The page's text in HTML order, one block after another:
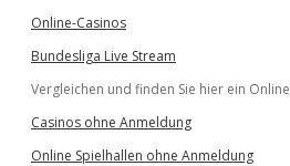
Online-Casinos
Bundesliga Live Stream
Vergleichen und finden Sie hier ein Online
Casinos ohne Anmeldung
Online Spielhallen ohne Anmeldung